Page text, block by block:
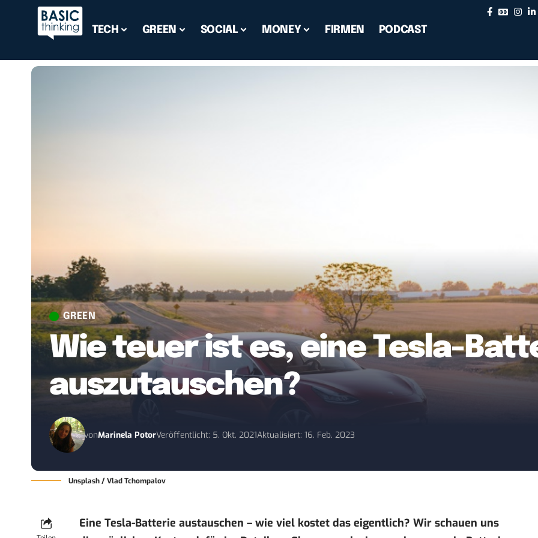
TECH GREEN SOCIAL MONEY FIRMEN PODCAST
GREEN
Wie teuer ist es, eine Tesla-
auszutauschen?
vonMarinela PotorVeröffentlicht: 5. Okt. 2021Aktualisiert: 16. Feb. 2023
Unsplash / Vlad Tchompalov
Eine Tesla-Batterie austauschen – wie viel kostet das eigentlich? Wir schauen uns